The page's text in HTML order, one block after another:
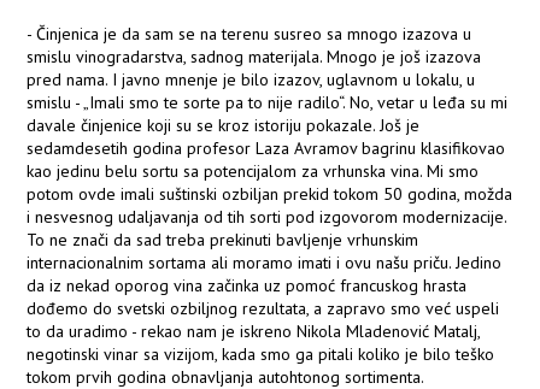
- Činjenica je da sam se na terenu susreo sa mnogo izazova u
smislu vinogradarstva, sadnog materijala. Mnogo je još izazova
pred nama. I javno mnenje je bilo izazov, uglavnom u lokalu, u
smislu - „Imali smo te sorte pa to nije radilo“. No, vetar u leđa su mi
davale činjenice koji su se kroz istoriju pokazale. Još je
sedamdesetih godina profesor Laza Avramov bagrinu klasifikovao
kao jedinu belu sortu sa potencijalom za vrhunska vina. Mi smo
potom ovde imali suštinski ozbiljan prekid tokom 50 godina, možda
i nesvesnog udaljavanja od tih sorti pod izgovorom modernizacije.
To ne znači da sad treba prekinuti bavljenje vrhunskim
internacionalnim sortama ali moramo imati i ovu našu priču. Jedino
da iz nekad oporog vina začinka uz pomoć francuskog hrasta
dođemo do svetski ozbiljnog rezultata, a zapravo smo već uspeli
to da uradimo - rekao nam je iskreno Nikola Mladenović Matalj,
negotinski vinar sa vizijom, kada smo ga pitali koliko je bilo teško
tokom prvih godina obnavljanja autohtonog sortimenta.